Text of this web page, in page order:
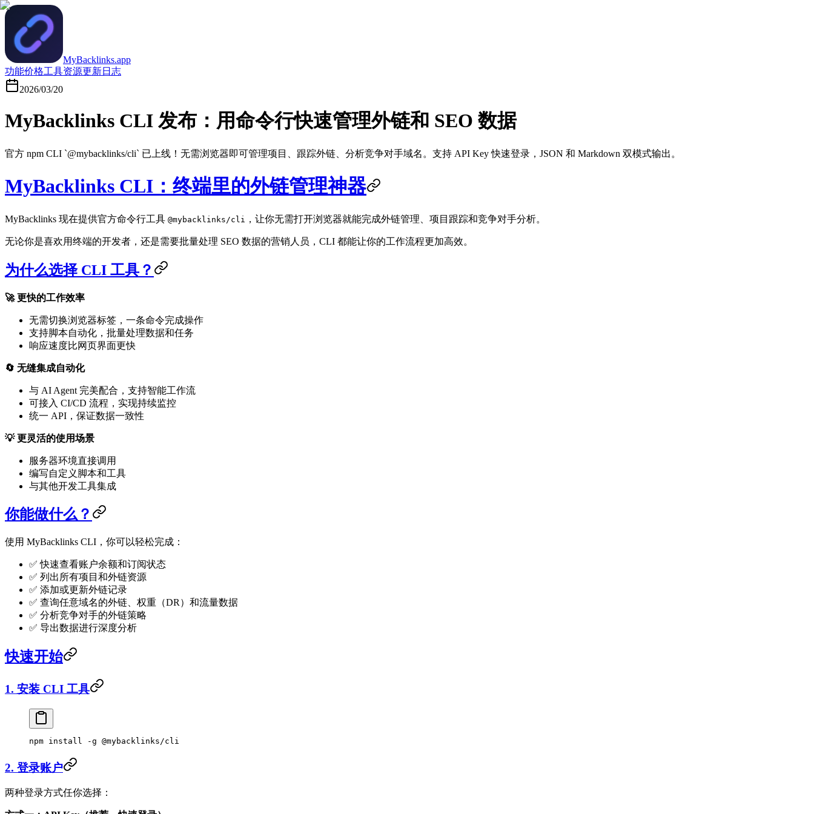
MyBacklinks.app
功能价格工具资源更新日志
2026/03/20
MyBacklinks CLI 发布：用命令行快速管理外链和 SEO 数据
官方 npm CLI `@mybacklinks/cli` 已上线！无需浏览器即可管理项目、跟踪外链、分析竞争对手域名。支持 API Key 快速登录，JSON 和 Markdown 双模式输出。
MyBacklinks CLI：终端里的外链管理神器
MyBacklinks 现在提供官方命令行工具 @mybacklinks/cli ，让你无需打开浏览器就能完成外链管理、项目跟踪和竞争对手分析。
无论你是喜欢用终端的开发者，还是需要批量处理 SEO 数据的营销人员，CLI 都能让你的工作流程更加高效。
为什么选择 CLI 工具？
🚀 更快的工作效率
无需切换浏览器标签，一条命令完成操作
支持脚本自动化，批量处理数据和任务
响应速度比网页界面更快
🔄 无缝集成自动化
与 AI Agent 完美配合，支持智能工作流
可接入 CI/CD 流程，实现持续监控
统一 API，保证数据一致性
💡 更灵活的使用场景
服务器环境直接调用
编写自定义脚本和工具
与其他开发工具集成
你能做什么？
使用 MyBacklinks CLI，你可以轻松完成：
✅ 快速查看账户余额和订阅状态
✅ 列出所有项目和外链资源
✅ 添加或更新外链记录
✅ 查询任意域名的外链、权重（DR）和流量数据
✅ 分析竞争对手的外链策略
✅ 导出数据进行深度分析
快速开始
1. 安装 CLI 工具
npm install -g @mybacklinks/cli
2. 登录账户
两种登录方式任你选择：